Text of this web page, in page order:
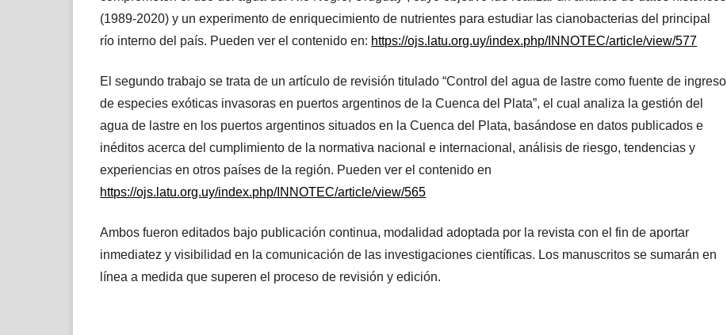
(1989-2020) y un experimento de enriquecimiento de nutrientes para estudiar las cianobacterias del principal
río interno del país. Pueden ver el contenido en: https://ojs.latu.org.uy/index.php/INNOTEC/article/view/577
El segundo trabajo se trata de un artículo de revisión titulado “Control del agua de lastre como fuente de ingreso
de especies exóticas invasoras en puertos argentinos de la Cuenca del Plata”, el cual analiza la gestión del
agua de lastre en los puertos argentinos situados en la Cuenca del Plata, basándose en datos publicados e
inéditos acerca del cumplimiento de la normativa nacional e internacional, análisis de riesgo, tendencias y
experiencias en otros países de la región. Pueden ver el contenido en
https://ojs.latu.org.uy/index.php/INNOTEC/article/view/565
Ambos fueron editados bajo publicación continua, modalidad adoptada por la revista con el fin de aportar
inmediatez y visibilidad en la comunicación de las investigaciones científicas. Los manuscritos se sumarán en
línea a medida que superen el proceso de revisión y edición.